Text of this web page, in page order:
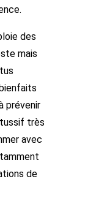
des
mais
prévenir
très
avec
de